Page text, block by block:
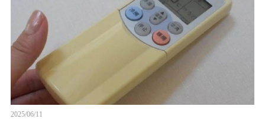
2025/06/11